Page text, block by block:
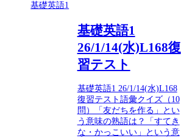
基礎英語1
基礎英語1
26/1/14(水)L168復
習テスト
基礎英語1 26/1/14(水)L168
復習テスト語彙クイズ（10
問）「友だちを作る」とい
う意味の熟語は？「すてき
な・かっこいい」という意